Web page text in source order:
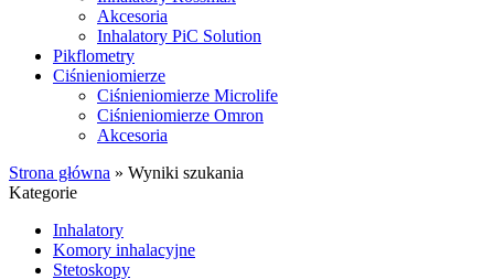
Akcesoria
Inhalatory PiC Solution
Pikflometry
Ciśnieniomierze
Ciśnieniomierze Microlife
Ciśnieniomierze Omron
Akcesoria
Strona główna » Wyniki szukania
Kategorie
Inhalatory
Komory inhalacyjne
Stetoskopy